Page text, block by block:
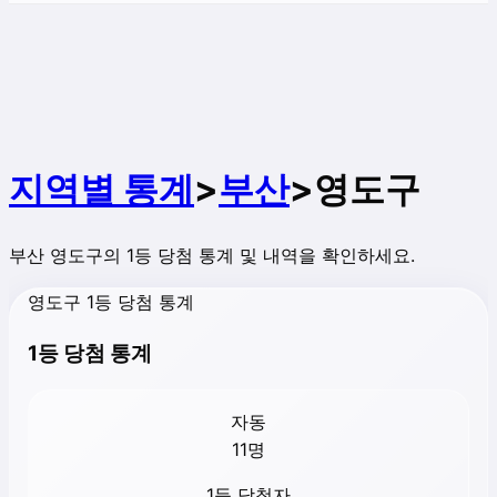
지역별 통계>부산>영도구
부산 영도구의 1등 당첨 통계 및 내역을 확인하세요.
영도구 1등 당첨 통계
1등 당첨 통계
자동
11명